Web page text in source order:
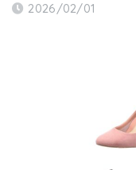
2026/02/01